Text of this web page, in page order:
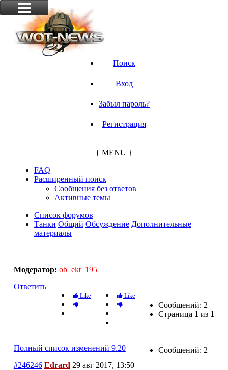
Поиск
Вход
Забыл пароль?
Регистрация
{ MENU }
FAQ
Расширенный поиск
Сообщения без ответов
Активные темы
Список форумов
Танки Общий Обсуждение Дополнительные
материалы
Модератор: ob_ekt_195
Сообщений: 2
Страница 1 из 1
Сообщений: 2
Ответить
Like
Like
Полный список изменений 9.20
#246246 Edrard 29 авг 2017, 13:50